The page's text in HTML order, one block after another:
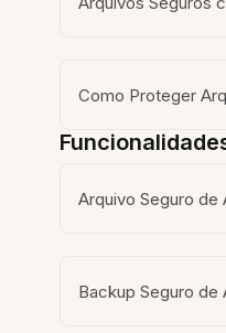
Como Proteger
Arquivo Seguro de
Backup Seguro de